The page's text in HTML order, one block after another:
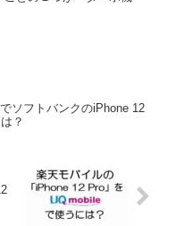
ソフトバンクのiPhone 12
？